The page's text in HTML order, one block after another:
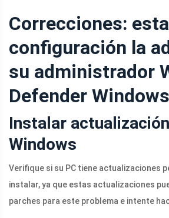
Correcciones: esta
configuración la
su administrador
Defender
Instalar
Windows
Verifique si su PC tiene actualizaciones
instalar, ya que estas actualizaciones
parches para este problema e intente